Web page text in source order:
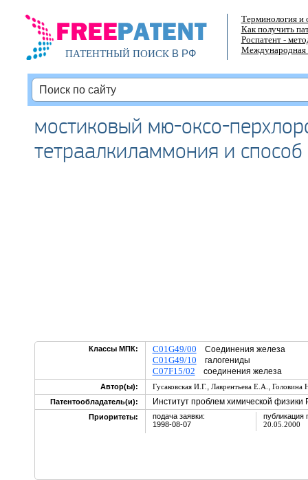
ПАТЕНТНЫЙ ПОИСКВ РФ
Терминология и
Как получить
Роспатент -
Международная
мостиковый мю-оксо-
тетраалкиламмония и
Классы МПК: C01G49/00 Соединения железа
C01G49/10 галогениды
C07F15/02 соединения железа
Автор(ы): Гусаковская И.Г. , Лаврентьева Е.А. , Головина
Патентообладатель(и):
Институт проблем химической физики
Приоритеты:
подача заявки:
1998-08-07
публикация
20.05.2000